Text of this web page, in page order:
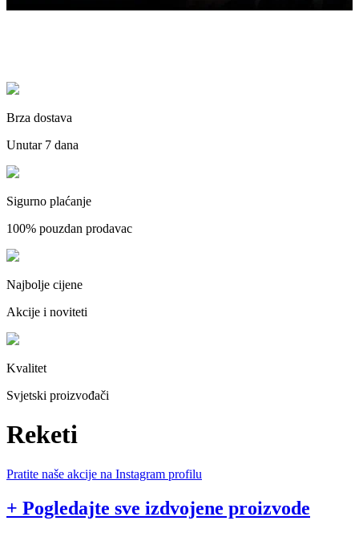
Brza dostava
Unutar 7 dana
Sigurno plaćanje
100% pouzdan prodavac
Najbolje cijene
Akcije i noviteti
Kvalitet
Svjetski proizvođači
Reketi
Pratite naše akcije na Instagram profilu
+ Pogledajte sve izdvojene proizvode